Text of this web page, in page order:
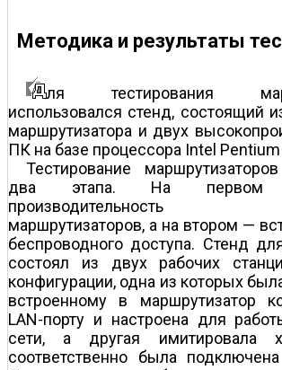
Методика и результаты
ля тестирования
использовался стенд, состоящий
маршрутизатора и двух
ПК на базе процессора Intel Pentium
Тестирование
два этапа. На первом
производительность
маршрутизаторов, а на втором —
беспроводного доступа. Стенд
состоял из двух рабочих
конфигурации, одна из которых
встроенному в маршрутизатор
LAN-порту и настроена для
сети, а другая имитировала
соответственно была